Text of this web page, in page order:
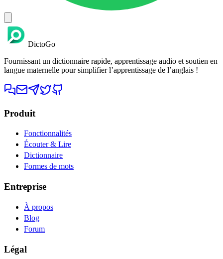
DictoGo
Fournissant un dictionnaire rapide, apprentissage audio et soutien en
langue maternelle pour simplifier l’apprentissage de l’anglais !
Produit
Fonctionnalités
Écouter & Lire
Dictionnaire
Formes de mots
Entreprise
À propos
Blog
Forum
Légal